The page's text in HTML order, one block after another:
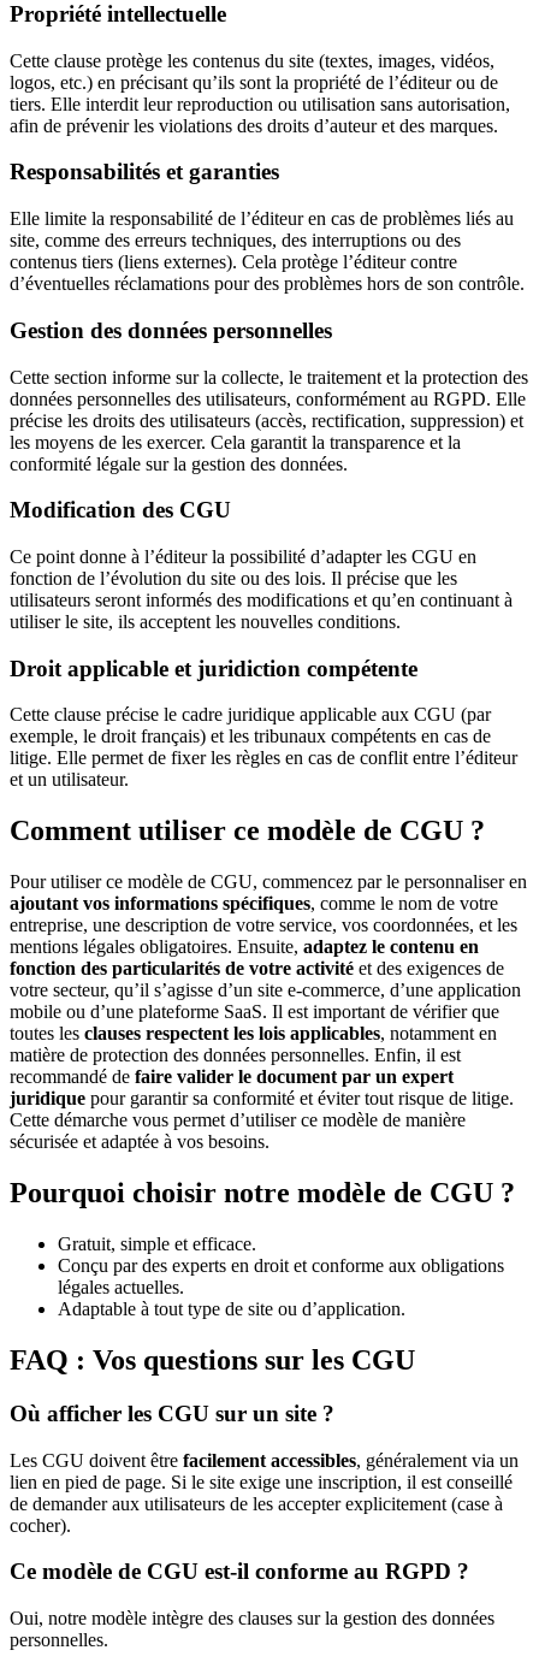
Propriété intellectuelle
Cette clause protège les contenus du site (textes, images, vidéos,
logos, etc.) en précisant qu’ils sont la propriété de l’éditeur ou de
tiers. Elle interdit leur reproduction ou utilisation sans autorisation,
afin de prévenir les violations des droits d’auteur et des marques.
Responsabilités et garanties
Elle limite la responsabilité de l’éditeur en cas de problèmes liés au
site, comme des erreurs techniques, des interruptions ou des
contenus tiers (liens externes). Cela protège l’éditeur contre
d’éventuelles réclamations pour des problèmes hors de son contrôle.
Gestion des données personnelles
Cette section informe sur la collecte, le traitement et la protection des
données personnelles des utilisateurs, conformément au RGPD. Elle
précise les droits des utilisateurs (accès, rectification, suppression) et
les moyens de les exercer. Cela garantit la transparence et la
conformité légale sur la gestion des données.
Modification des CGU
Ce point donne à l’éditeur la possibilité d’adapter les CGU en
fonction de l’évolution du site ou des lois. Il précise que les
utilisateurs seront informés des modifications et qu’en continuant à
utiliser le site, ils acceptent les nouvelles conditions.
Droit applicable et juridiction compétente
Cette clause précise le cadre juridique applicable aux CGU (par
exemple, le droit français) et les tribunaux compétents en cas de
litige. Elle permet de fixer les règles en cas de conflit entre l’éditeur
et un utilisateur.
Comment utiliser ce modèle de CGU ?
Pour utiliser ce modèle de CGU, commencez par le personnaliser en
ajoutant vos informations spécifiques, comme le nom de votre
entreprise, une description de votre service, vos coordonnées, et les
mentions légales obligatoires. Ensuite, adaptez le contenu en
fonction des particularités de votre activité et des exigences de
votre secteur, qu’il s’agisse d’un site e-commerce, d’une application
mobile ou d’une plateforme SaaS. Il est important de vérifier que
toutes les clauses respectent les lois applicables, notamment en
matière de protection des données personnelles. Enfin, il est
recommandé de faire valider le document par un expert
juridique pour garantir sa conformité et éviter tout risque de litige.
Cette démarche vous permet d’utiliser ce modèle de manière
sécurisée et adaptée à vos besoins.
Pourquoi choisir notre modèle de CGU ?
Gratuit, simple et efficace.
Conçu par des experts en droit et conforme aux obligations
légales actuelles.
Adaptable à tout type de site ou d’application.
FAQ : Vos questions sur les CGU
Où afficher les CGU sur un site ?
Les CGU doivent être facilement accessibles, généralement via un
lien en pied de page. Si le site exige une inscription, il est conseillé
de demander aux utilisateurs de les accepter explicitement (case à
cocher).
Ce modèle de CGU est-il conforme au RGPD ?
Oui, notre modèle intègre des clauses sur la gestion des données
personnelles.